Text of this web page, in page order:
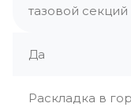
тазовой секций
Да
Раскладка в